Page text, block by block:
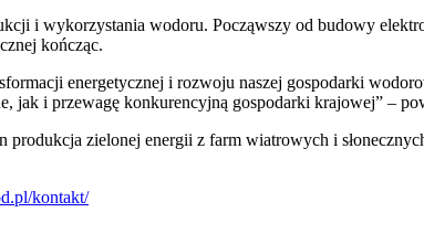
i wykorzystania wodoru. Począwszy od budowy
kończąc.
energetycznej i rozwoju naszej gospodarki
jak i przewagę konkurencyjną gospodarki krajowej” –
zielonej energii z farm wiatrowych i